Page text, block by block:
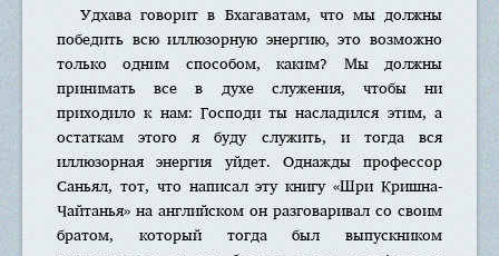
Удхава говорит в Бхагаватам, что мы должны
победить всю иллюзорную энергию, это возможно
только одним способом, каким? Мы должны
принимать все в духе служения, чтобы ни
приходило к нам: Господи ты насладился этим, а
остаткам этого я буду служить, и тогда вся
иллюзорная энергия уйдет. Однажды профессор
Саньял, тот, что написал эту книгу «Шри Кришна-
Чайтанья» на английском он разговаривал со своим
братом, который тогда был выпускником